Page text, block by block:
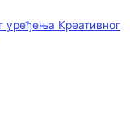
уређења Креативног